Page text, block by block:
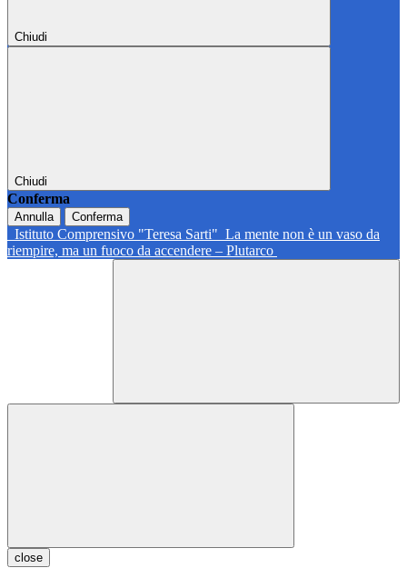
Chiudi
Chiudi
Conferma
Annulla Conferma
Istituto Comprensivo "Teresa Sarti" La mente non è un vaso da
riempire, ma un fuoco da accendere – Plutarco
close